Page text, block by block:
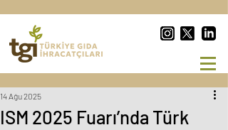
ISM 2025 Fuarı’nda Türk
14 Ağu 2025